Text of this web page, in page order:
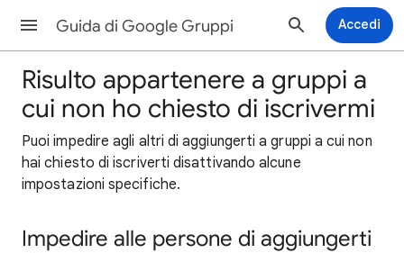
Guida di Google Gruppi Accedi
Risulto appartenere a gruppi a
cui non ho chiesto di iscrivermi
Puoi impedire agli altri di aggiungerti a gruppi a cui non
hai chiesto di iscriverti disattivando alcune
impostazioni specifiche.
Impedire alle persone di aggiungerti